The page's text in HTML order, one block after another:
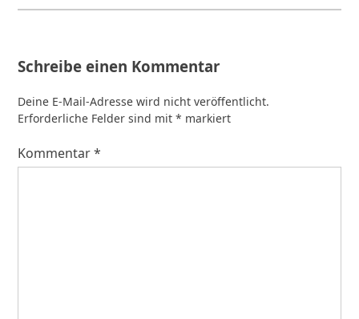
Schreibe einen Kommentar
Deine E-Mail-Adresse wird nicht veröffentlicht.
Erforderliche Felder sind mit* markiert
Kommentar*